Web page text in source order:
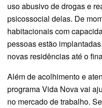
uso abusivo de drogas e
psicossocial delas. De
habitacionais com
pessoas estão
novas residências até o
Além de acolhimento e
programa Vida Nova vai
no mercado de trabalho.